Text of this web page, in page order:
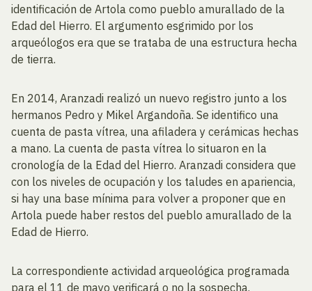
identificación de Artola como pueblo amurallado de la
Edad del Hierro. El argumento esgrimido por los
arqueólogos era que se trataba de una estructura hecha
de tierra.
En 2014, Aranzadi realizó un nuevo registro junto a los
hermanos Pedro y Mikel Argandoña. Se identifico una
cuenta de pasta vítrea, una afiladera y cerámicas hechas
a mano. La cuenta de pasta vítrea lo situaron en la
cronología de la Edad del Hierro. Aranzadi considera que
con los niveles de ocupación y los taludes en apariencia,
si hay una base mínima para volver a proponer que en
Artola puede haber restos del pueblo amurallado de la
Edad de Hierro.
La correspondiente actividad arqueológica programada
para el 11 de mayo verificará o no la sospecha.